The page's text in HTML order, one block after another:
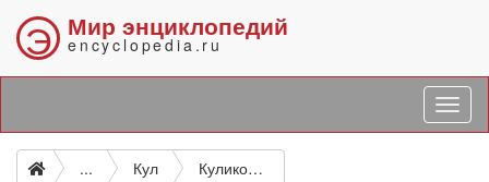
Э Мир энциклопедий
encyclopedia.ru
... Кул Куликова Ирина Степановна